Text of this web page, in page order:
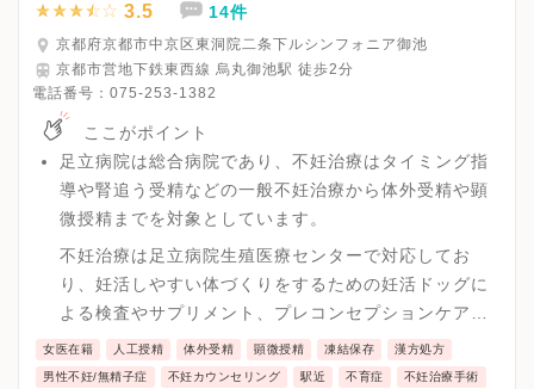
3.5 14件
京都府京都市中京区東洞院二条下ルシンフォニア御池
京都市営地下鉄東西線 烏丸御池駅 徒歩2分
電話番号： 075-253-1382
ここがポイント
足立病院は総合病院であり、不妊治療はタイミング指
導や腎追う受精などの一般不妊治療から体外受精や顕
微授精までを対象としています。
不妊治療は足立病院生殖医療センターで対応してお
り、妊活しやすい体づくりをするための妊活ドッグに
よる検査やサプリメント、プレコンセプションケアな
どのメンタルケアまで対応しています。
女医在籍 人工授精 体外受精 顕微授精 凍結保存 漢方処方
男性不妊/無精子症 不妊カウンセリング 駅近 不育症 不妊治療手術